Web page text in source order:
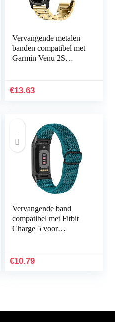
Vervangende metalen
banden compatibel met
Garmin Venu 2S
horlogeband bandjes
€13.63
Vervangende band
compatibel met Fitbit
Charge 5 voor
elastische elastische
€10.79